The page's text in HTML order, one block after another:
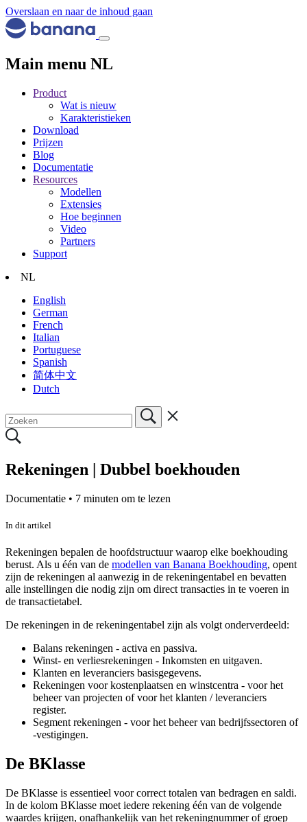
Overslaan en naar de inhoud gaan
Main menu NL
Product
Wat is nieuw
Karakteristieken
Download
Prijzen
Blog
Documentatie
Resources
Modellen
Extensies
Hoe beginnen
Video
Partners
Support
NL
English
German
French
Italian
Portuguese
Spanish
简体中文
Dutch
Rekeningen | Dubbel boekhouden
Documentatie • 7 minuten om te lezen
In dit artikel
Rekeningen bepalen de hoofdstructuur waarop elke boekhouding
berust. Als u één van de modellen van Banana Boekhouding, opent
zijn de rekeningen al aanwezig in de rekeningentabel en bevatten
alle instellingen die nodig zijn om direct transacties in te voeren in
de transactietabel.
De rekeningen in de rekeningentabel zijn als volgt onderverdeeld:
Balans rekeningen - activa en passiva.
Winst- en verliesrekeningen - Inkomsten en uitgaven.
Klanten en leveranciers basisgegevens.
Rekeningen voor kostenplaatsen en winstcentra - voor het
beheer van projecten of voor het klanten / leveranciers
register.
Segment rekeningen - voor het beheer van bedrijfssectoren of
-vestigingen.
De BKlasse
De BKlasse is essentieel voor correct totalen van bedragen en saldi.
In de kolom BKlasse moet iedere rekening één van de volgende
waardes krijgen, onafhankelijk van het rekeningnummer of groep